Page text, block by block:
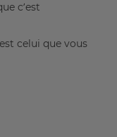
c’est
celui que vous